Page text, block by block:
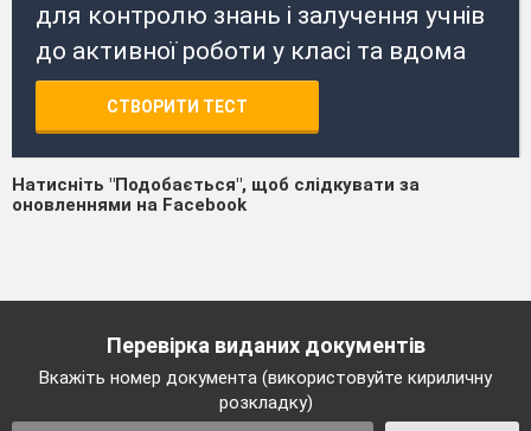
для контролю знань і залучення учнів
до активної роботи у класі та вдома
СТВОРИТИ ТЕСТ
Натисніть "Подобається", щоб слідкувати за
оновленнями на Facebook
Перевірка виданих документів
Вкажіть номер документа (використовуйте кириличну
розкладку)